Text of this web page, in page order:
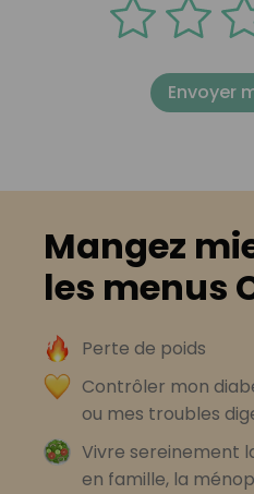
Envoyer
Mangez
les menus
Perte de poids
Contrôler mon
ou mes troubles
Vivre sereinement
en famille, la